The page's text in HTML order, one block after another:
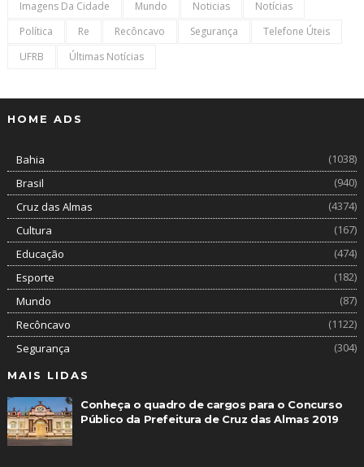
Imagens Da Cidade
Mundo Noticias
Notícias
Política
Re Recôncavo Segurança
Telefone Úteis
UFRB
Últimas Notícias
HOME ADS
Bahia
(1038)
Brasil
(940)
Cruz das Almas
(4374)
Cultura
(167)
Educação
(474)
Esporte
(182)
Mundo
(87)
Recôncavo
(1122)
Segurança
(304)
MAIS LIDAS
Conheça o quadro de cargos para o Concurso
Público da Prefeitura de Cruz das Almas 2019